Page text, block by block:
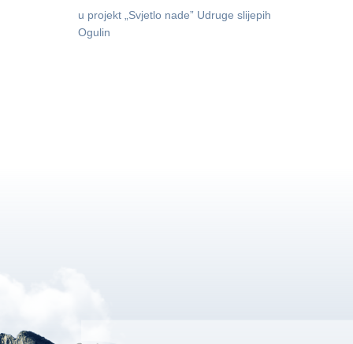
u projekt „Svjetlo nade” Udruge slijepih
Ogulin